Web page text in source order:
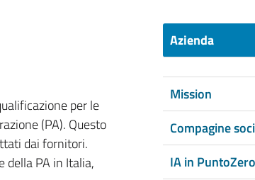
per le
(PA). Questo
dai fornitori.
della PA in Italia,
Azienda
Mission
Compagine
IA in PuntoZero